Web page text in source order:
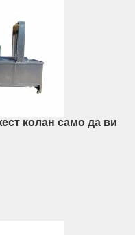
колан само да ви